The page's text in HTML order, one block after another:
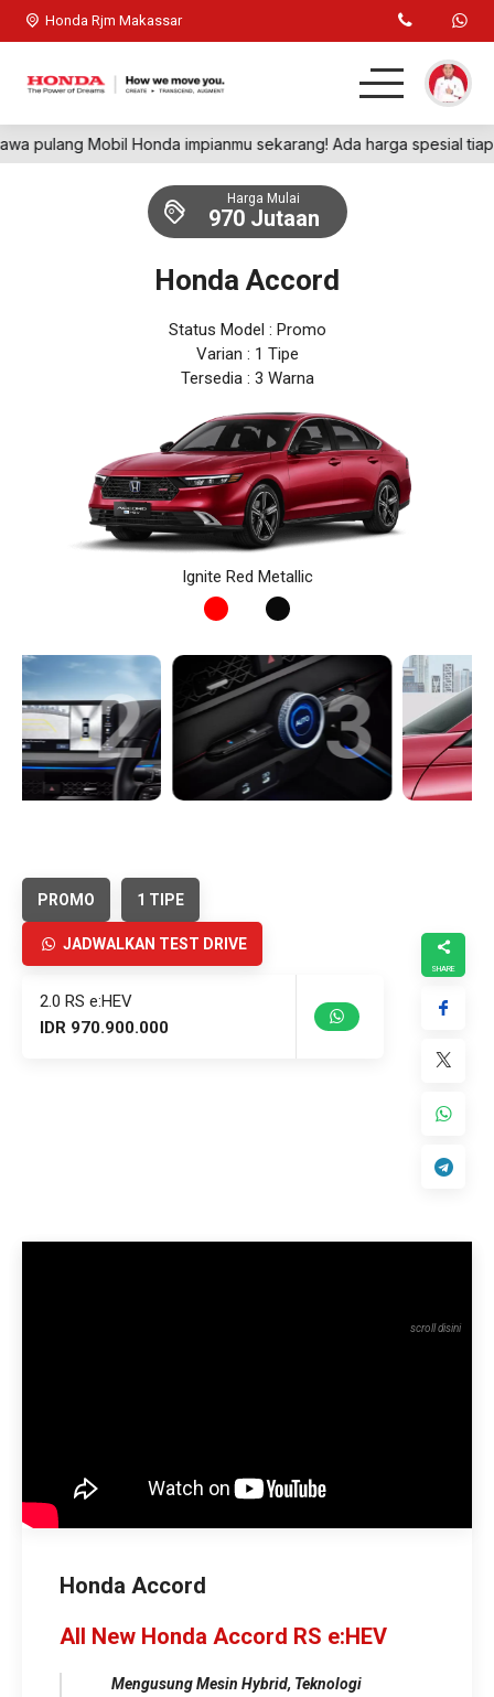
Honda Rjm Makassar
Home
Mobil Honda impianmu sekarang! Ada harga spesial tiap
Harga Mulai
970 Jutaan
Honda Accord
Status Model : Promo
Varian : 1 Tipe
Tersedia : 3 Warna
Ignite Red Metallic
3 4
PROMO 1 TIPE
JADWALKAN TEST DRIVE
2.0 RS e:HEV
IDR 970.900.000
Honda Accord
All New Honda Accord RS e:HEV
Mengusung Mesin Hybrid, Teknologi